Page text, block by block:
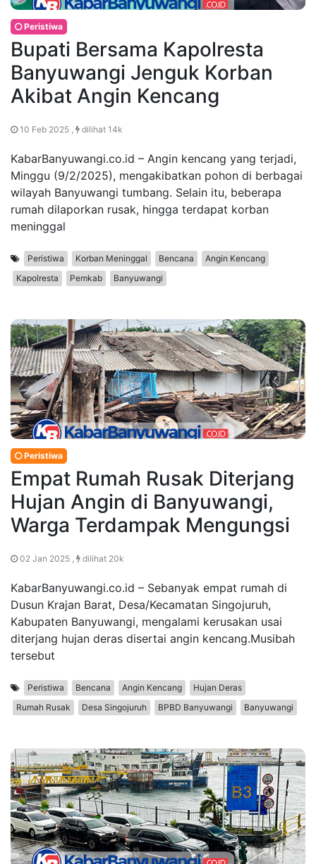
Peristiwa
Bupati Bersama Kapolresta
Banyuwangi Jenguk Korban
Akibat Angin Kencang
10 Feb 2025 , dilihat 14k
KabarBanyuwangi.co.id – Angin kencang yang terjadi,
Minggu (9/2/2025), mengakibatkan pohon di berbagai
wilayah Banyuwangi tumbang. Selain itu, beberapa
rumah dilaporkan rusak, hingga terdapat korban
meninggal
Peristiwa Korban Meninggal Bencana
Angin Kencang
Kapolresta
Pemkab Banyuwangi
Peristiwa
Empat Rumah Rusak Diterjang
Hujan Angin di Banyuwangi,
Warga Terdampak Mengungsi
02 Jan 2025 , dilihat 20k
KabarBanyuwangi.co.id – Sebanyak empat rumah di
Dusun Krajan Barat, Desa/Kecamatan Singojuruh,
Kabupaten Banyuwangi, mengalami kerusakan usai
diterjang hujan deras disertai angin kencang.Musibah
tersebut
Peristiwa Bencana Angin Kencang
Hujan Deras
Rumah Rusak
Desa Singojuruh BPBD Banyuwangi Banyuwangi